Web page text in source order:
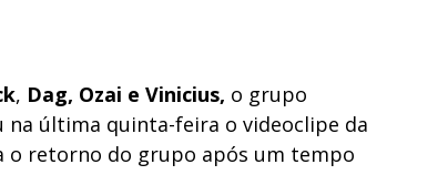
, Dag, Ozai e Vinicius, o grupo
na última quinta-feira o videoclipe da
o retorno do grupo após um tempo